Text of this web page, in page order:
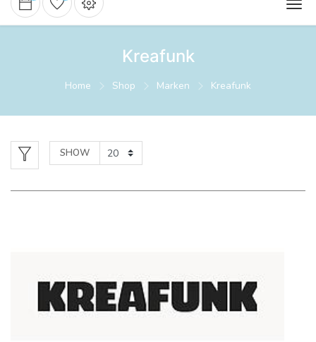
Kreafunk
Home Shop Marken Kreafunk
SHOW